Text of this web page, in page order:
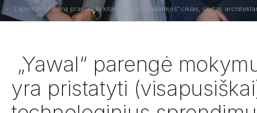
Lapkričio 17 dieną prasideda kitas „Yawal akademijos“ ciklas, skirtas
„Yawal“ parengė
yra pristatyti